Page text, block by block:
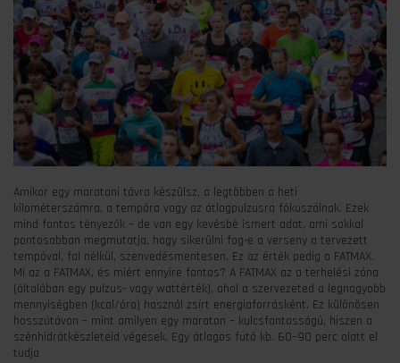
Amikor egy maratoni távra készülsz, a legtöbben a heti
kilométerszámra, a tempóra vagy az átlagpulzusra fókuszálnak. Ezek
mind fontos tényezők – de van egy kevésbé ismert adat, ami sokkal
pontosabban megmutatja, hogy sikerülni fog-e a verseny a tervezett
tempóval, fal nélkül, szenvedésmentesen. Ez az érték pedig a FATMAX.
Mi az a FATMAX, és miért ennyire fontos? A FATMAX az a terhelési zóna
(általában egy pulzus- vagy wattérték), ahol a szervezeted a legnagyobb
mennyiségben (kcal/óra) használ zsírt energiaforrásként. Ez különösen
hosszútávon – mint amilyen egy maraton – kulcsfontosságú, hiszen a
szénhidrátkészleteid végesek. Egy átlagos futó kb. 60–90 perc alatt el
tudja